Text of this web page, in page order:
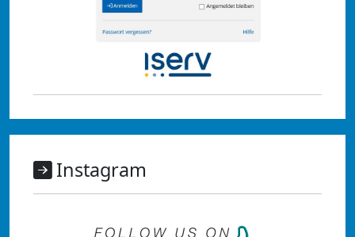
Instagram